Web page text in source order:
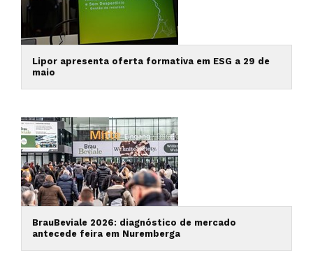
Lipor apresenta oferta formativa em ESG a 29 de
maio
BrauBeviale 2026: diagnóstico de mercado
antecede feira em Nuremberga